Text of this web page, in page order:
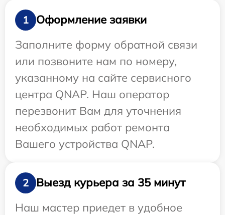
1
Оформление заявки
Заполните форму обратной связи
или позвоните нам по номеру,
указанному на сайте сервисного
центра QNAP. Наш оператор
перезвонит Вам для уточнения
необходимых работ ремонта
Вашего устройства QNAP.
2
Выезд курьера за 35 минут
Наш мастер приедет в удобное